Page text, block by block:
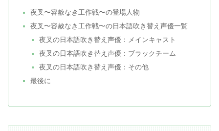
夜叉〜容赦なき工作戦〜の登場人物
夜叉〜容赦なき工作戦〜の日本語吹き替え声優一覧
夜叉の日本語吹き替え声優：メインキャスト
夜叉の日本語吹き替え声優：ブラックチーム
夜叉の日本語吹き替え声優：その他
最後に